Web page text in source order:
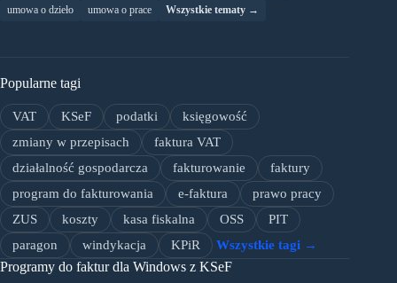
umowa o dzieło
umowa o prace Wszystkie tematy →
Popularne tagi
VAT KSeF podatki
księgowość
zmiany w przepisach
faktura VAT
działalność gospodarcza
fakturowanie
faktury
program do fakturowania
e-faktura
prawo pracy
ZUS
koszty kasa fiskalna OSS
PIT
paragon
windykacja KPiR Wszystkie tagi →
Programy do faktur dla Windows z KSeF